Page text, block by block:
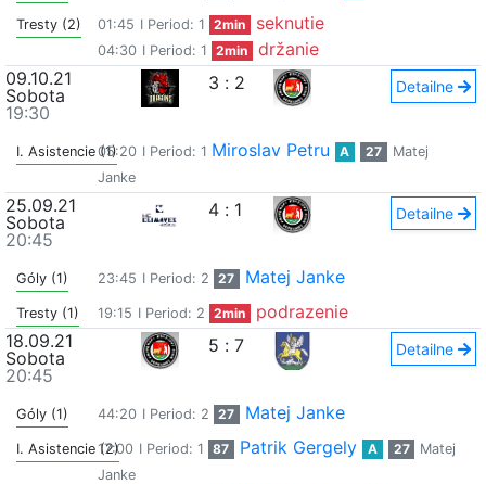
Tresty (2) 01:45 I Period: 1 2min seknutie
04:30 I Period: 1 2min
držanie
09.10.21
Sobota
19:30
3 : 2 Detailne
I. Asistencie (1)05:20 I Period: 1 Miroslav Petru A 27
Matej
Janke
25.09.21
Sobota
20:45
4 : 1 Detailne
Góly (1) 23:45 I Period: 2 27 Matej Janke
Tresty (1) 19:15 I Period: 2 2min
podrazenie
18.09.21
Sobota
20:45
5 : 7 Detailne
Góly (1) 44:20 I Period: 2 27 Matej Janke
I. Asistencie (2)
17:00 I Period: 1 87 Patrik Gergely A 27
Matej
Janke